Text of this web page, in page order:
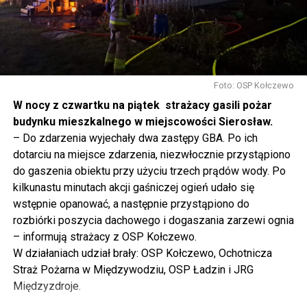
tak to traktujemy. Jesteśmy dzisiaj w Wolinie. Często to
mówię, tutaj, na wyspie Wolin, na wyspie Uznam, Polska
się tutaj nie kończy, Polska się tutaj zaczyna.
Gdyby nie determinacja rządu Prawa i Sprawiedliwości,
to tunel pod Świną do dzisiaj byłby w sferze
projektowania i dyskusji. Ważny tutaj był wkład
samorządu, ale to rząd PiS podjął w tej sprawie
najważniejsze decyzje. Powstał dzięki ogromnej
determinacji rządu najpierw Pani Premier Beaty Szydło,
a następnie Pana Premiera Mateusza Morawieckiego.
Chciałbym podziękować Panu Premierowi za to jak
osobiście pilnował powstania tej inwestycji. Cieszymy
się, że turyści również korzystają z tunelu, cieszymy się,
że wśród tych 4 milionów samochodów, które
przejechały już otwartym tunelem w Świnoujściu,
przyjechało tutaj do nas tak wielu turystów z zagranicy
– powiedział Wiceprezes PiS Joachim Brudziński w
Foto: OSP Kołczewo
W nocy z czwartku na piątek strażacy gasili pożar
budynku mieszkalnego w miejscowości Sierosław.
– Do zdarzenia wyjechały dwa zastępy GBA. Po ich
dotarciu na miejsce zdarzenia, niezwłocznie przystąpiono
do gaszenia obiektu przy użyciu trzech prądów wody. Po
kilkunastu minutach akcji gaśniczej ogień udało się
wstępnie opanować, a następnie przystąpiono do
rozbiórki poszycia dachowego i dogaszania zarzewi ognia
– informują strażacy z OSP Kołczewo.
W działaniach udział brały: OSP Kołczewo, Ochotnicza
Straż Pożarna w Międzywodziu, OSP Ładzin i JRG
Międzyzdroje.